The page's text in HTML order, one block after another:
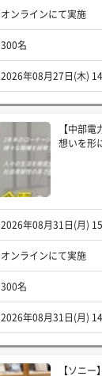
オンラインにて実施
300名
2026年08月27日(木)
【中部電
想いを形
2026年08月31日(月)
オンラインにて実施
300名
2026年08月31日(月)
【ソニ